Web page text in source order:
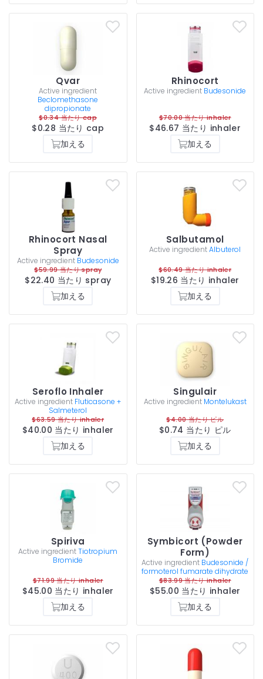
Qvar
Active ingredient
Beclomethasone
dipropionate
$0.34 当たり cap
$0.28 当たり cap
加える
Rhinocort
Active ingredient Budesonide
$70.00 当たり inhaler
$46.67 当たり inhaler
加える
Rhinocort Nasal
Spray
Active ingredient Budesonide
$59.99 当たり spray
$22.40 当たり spray
加える
Salbutamol
Active ingredientAlbuterol
$60.49 当たり inhaler
$19.26 当たり inhaler
加える
Seroflo Inhaler
Active ingredient Fluticasone +
Salmeterol
$63.59 当たり inhaler
$40.00 当たり inhaler
加える
Singulair
Active ingredient Montelukast
$4.00 当たり ピル
$0.74 当たり ピル
加える
Spiriva
Active ingredientTiotropium
Bromide
$71.99 当たり inhaler
$45.00 当たり inhaler
加える
Symbicort (Powder
Form)
Active ingredient Budesonide /
formoterol fumarate dihydrate
$83.99 当たり inhaler
$55.00 当たり inhaler
加える